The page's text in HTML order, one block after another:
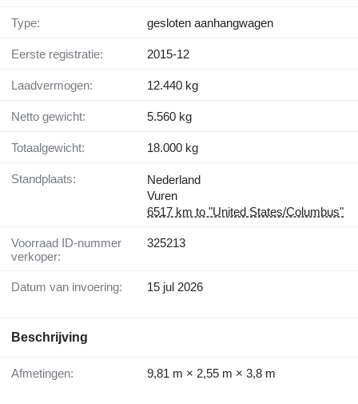
Type: gesloten aanhangwagen
Eerste registratie: 2015-12
Laadvermogen: 12.440 kg
Netto gewicht: 5.560 kg
Totaalgewicht: 18.000 kg
Standplaats:
Nederland
Vuren
6517 km to "United States/Columbus"
Voorraad ID-nummer
verkoper:
325213
Datum van invoering: 15 jul 2026
Beschrijving
Afmetingen: 9,81 m × 2,55 m × 3,8 m